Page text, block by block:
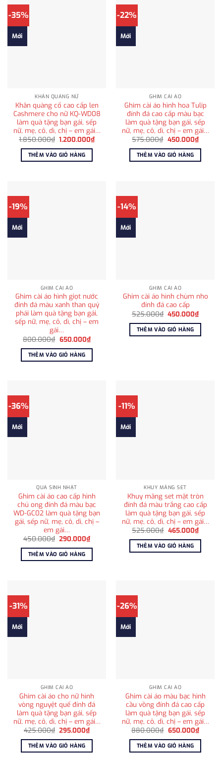
-35%
Mới
KHĂN QUÀNG NỮ
Khăn quàng cổ cao cấp len
Cashmere cho nữ KQ-WD08
làm quà tặng bạn gái, sếp
nữ, mẹ, cô, dì, chị – em gái…
1.850.000₫ Giá
là:
1.850.000₫.
1.200.000₫Giá
hiện
1.200.000₫.
THÊM VÀO GIỎ HÀNG
-22%
Mới
GHIM CÀI ÁO
Ghim cài áo hình hoa Tulip
đính đá cao cấp màu bạc
làm quà tặng bạn gái, sếp
nữ, mẹ, cô, dì, chị – em gái…
575.000₫ Giá
là:
575.000₫.
450.000₫Giá
hiện
tại
THÊM VÀO GIỎ HÀNG
-19%
Mới
GHIM CÀI ÁO
Ghim cài áo hình giọt nước
đính đá màu xanh than quý
phái làm quà tặng bạn gái,
sếp nữ, mẹ, cô, dì, chị – em
gái…
800.000₫ Giá
là:
800.000₫.
650.000₫Giá
hiện
tại
650.000₫.
THÊM VÀO GIỎ HÀNG
-14%
Mới
GHIM CÀI ÁO
Ghim cài áo hình chùm nho
đính đá cao cấp
525.000₫ Giá
là:
525.000₫.
450.000₫Giá
hiện
tại
THÊM VÀO GIỎ HÀNG
-36%
Mới
QUÀ SINH NHẬT
Ghim cài áo cao cấp hình
chú ong đính đá màu bạc
WD-GC02 làm quà tặng bạn
gái, sếp nữ, mẹ, cô, dì, chị –
em gái…
450.000₫ Giá
là:
450.000₫.
290.000₫Giá
tại
THÊM VÀO GIỎ HÀNG
-11%
Mới
KHUY MĂNG SET
Khuy măng set mặt tròn
đính đá màu trắng cao cấp
làm quà tặng bạn gái, sếp
nữ, mẹ, cô, dì, chị – em gái…
525.000₫ Giá
là:
525.000₫.
465.000₫Giá
tại
THÊM VÀO GIỎ HÀNG
-31%
Mới
GHIM CÀI ÁO
Ghim cài áo cho nữ hình
vòng nguyệt quế đính đá
làm quà tặng bạn gái, sếp
nữ, mẹ, cô, dì, chị – em gái…
425.000₫ Giá
là:
425.000₫.
295.000₫Giá
hiện
tại
THÊM VÀO GIỎ HÀNG
-26%
Mới
GHIM CÀI ÁO
Ghim cài áo màu bạc hình
cầu vồng đính đá cao cấp
làm quà tặng bạn gái, sếp
nữ, mẹ, cô, dì, chị – em gái…
880.000₫ Giá
là:
880.000₫.
650.000₫Giá
hiện
tại
THÊM VÀO GIỎ HÀNG